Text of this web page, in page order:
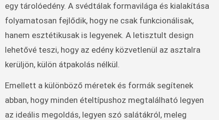
egy tárolóedény. A svédtálak formavilága és kialakítása
folyamatosan fejlődik, hogy ne csak funkcionálisak,
hanem esztétikusak is legyenek. A letisztult design
lehetővé teszi, hogy az edény közvetlenül az asztalra
kerüljön, külön átpakolás nélkül.
Emellett a különböző méretek és formák segítenek
abban, hogy minden ételtípushoz megtalálható legyen
az ideális megoldás, legyen szó salátákról, meleg